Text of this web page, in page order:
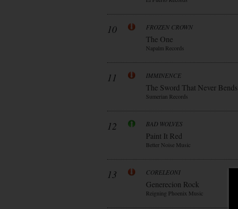
10 FROZEN CROWN
The One
Napalm Records
11 IMMINENCE
The Sword That Never Bends
Sumerian Records
12 BAD WOLVES
Paint It Red
Better Noise Music
13 CORELEONI
Generecion Rock
Reigning Phoenix Music